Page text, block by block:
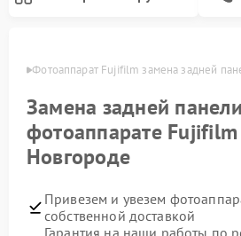
Фотоаппарат Fujifilm замена задней
Замена задней
фотоаппарате
Новгороде
Привезем и увезем
собственной доставкой
Гарантия на наши работы по